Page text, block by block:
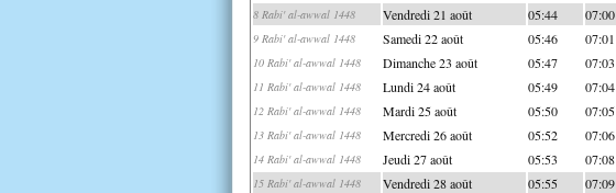
8 Rabi' al-awwal 1448 Vendredi 21 août 05:44 07:00
9 Rabi' al-awwal 1448 Samedi 22 août 05:46 07:01
10 Rabi' al-awwal 1448 Dimanche 23 août 05:47 07:03
11 Rabi' al-awwal 1448 Lundi 24 août 05:49 07:04
12 Rabi' al-awwal 1448 Mardi 25 août 05:50 07:05
13 Rabi' al-awwal 1448 Mercredi 26 août 05:52 07:06
14 Rabi' al-awwal 1448 Jeudi 27 août 05:53 07:08
15 Rabi' al-awwal 1448 Vendredi 28 août 05:55 07:09